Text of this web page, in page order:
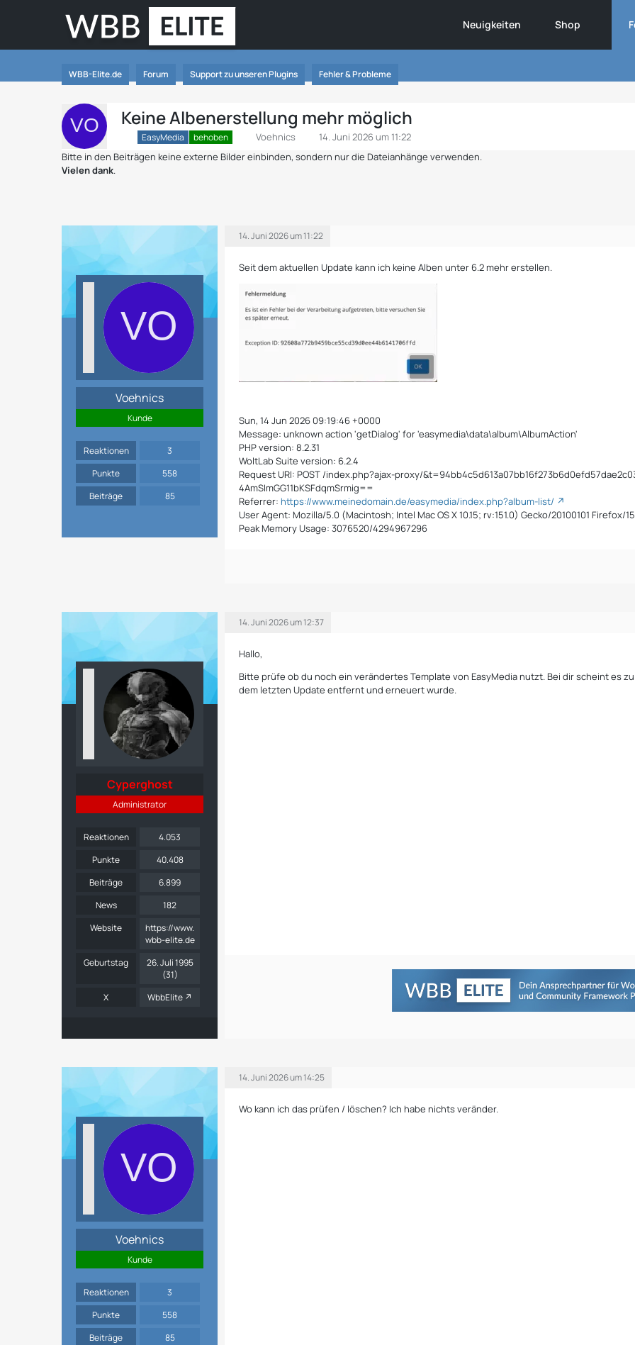
Neuigkeiten Shop
WBB-Elite.de Forum Support zu unseren Plugins Fehler & Probleme
Keine Albenerstellung mehr möglich
EasyMedia behoben Voehnics
14. Juni 2026 um 11:22
Bitte in den Beiträgen keine externe Bilder einbinden, sondern nur die Dateianhänge verwenden.
Vielen dank.
Voehnics
Kunde
Reaktionen
3
Punkte
558
Beiträge
85
14. Juni 2026 um 11:22
Seit dem aktuellen Update kann ich keine Alben unter 6.2 mehr erstellen.
Sun, 14 Jun 2026 09:19:46 +0000
Message: unknown action 'getDialog' for 'easymedia\data\album\AlbumAction'
PHP version: 8.2.31
WoltLab Suite version: 6.2.4
Request URI: POST /index.php?ajax-proxy/
4AmSImGG11bKSFdqmSrmig==
Referrer: https://www.meinedomain.de/easymedia/index.php?album-list/
User Agent: Mozilla/5.0 (Macintosh; Intel Mac OS X 10.15; rv:151.0) Gecko/20100101 Firefox/
Peak Memory Usage: 3076520/4294967296
Cyperghost
Administrator
Reaktionen
4.053
Punkte
40.408
Beiträge
6.899
News
182
Website
https://www.
wbb-elite.de
Geburtstag
26. Juli 1995
(31)
X
WbbElite
14. Juni 2026 um 12:37
Hallo,
Bitte prüfe ob du noch ein verändertes Template von EasyMedia nutzt. Bei dir scheint es
dem letzten Update entfernt und erneuert wurde.
Voehnics
Kunde
Reaktionen
3
Punkte
558
Beiträge
85
14. Juni 2026 um 14:25
Wo kann ich das prüfen / löschen? Ich habe nichts veränder.